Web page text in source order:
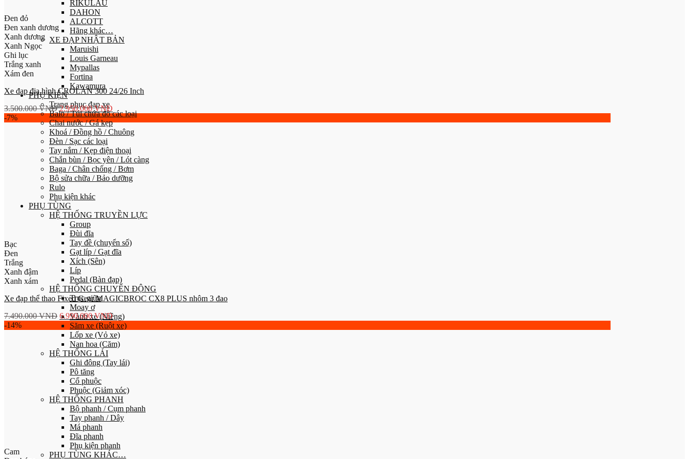
RIKULAU
DAHON
ALCOTT
Hãng khác…
XE ĐẠP NHẬT BẢN
Maruishi
Louis Garneau
Mypallas
Fortina
Kawamura
PHỤ KIỆN
Trang phục đạp xe
Balo / Túi chứa đồ các loại
Chai nước / Gá kẹp
Khoá / Đồng hồ / Chuông
Đèn / Sạc các loại
Tay nắm / Kẹp điện thoại
Chắn bùn / Bọc yên / Lót càng
Baga / Chân chống / Bơm
Bộ sửa chữa / Bảo dưỡng
Rulo
Phụ kiện khác
PHỤ TÙNG
HỆ THỐNG TRUYỀN LỰC
Group
Đùi đĩa
Tay đề (chuyển số)
Gạt líp / Gạt đĩa
Xích (Sên)
Líp
Pedal (Bàn đạp)
HỆ THỐNG CHUYỂN ĐỘNG
Trục giữa
Moay ơ
Vành xe (Niềng)
Săm xe (Ruột xe)
Lốp xe (Vỏ xe)
Nan hoa (Căm)
HỆ THỐNG LÁI
Ghi đông (Tay lái)
Pô tăng
Cổ phuộc
Phuộc (Giảm xóc)
HỆ THỐNG PHANH
Bộ phanh / Cụm phanh
Tay phanh / Dây
Má phanh
Đĩa phanh
Phụ kiện phanh
PHỤ TÙNG KHÁC…
Đen đỏ
Đen xanh dương
Xanh dương
Xanh Ngọc
Ghi lục
Trắng xanh
Xám đen
Xe đạp địa hình CROLAN 300 24/26 Inch
3.500.000VNĐ 2.950.000VNĐ
-7%
Bạc
Đen
Trắng
Xanh đậm
Xanh xám
Xe đạp thể thao Fixed Gear MAGICBROC CX8 PLUS nhôm 3 đao
7.490.000VNĐ 6.990.000VNĐ
-14%
Cam